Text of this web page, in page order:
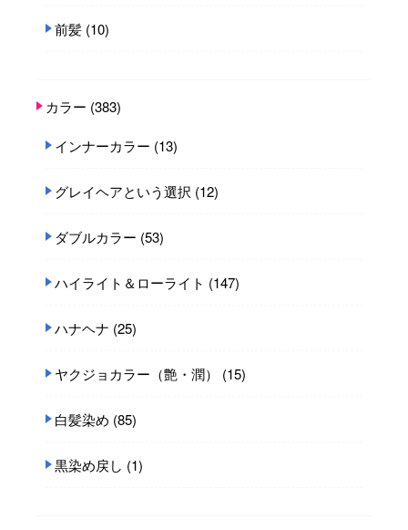
前髪 (10)
カラー (383)
インナーカラー (13)
グレイヘアという選択 (12)
ダブルカラー (53)
ハイライト＆ローライト (147)
ハナヘナ (25)
ヤクジョカラー（艶・潤） (15)
白髪染め (85)
黒染め戻し (1)